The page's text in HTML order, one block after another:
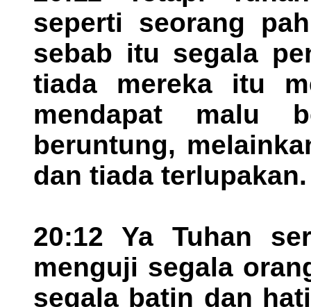
seperti seorang
sebab itu segala
tiada mereka itu
mendapat malu
beruntung,
dan tiada terlupakan.
20:12 Ya Tuhan
menguji segala
segala batin dan